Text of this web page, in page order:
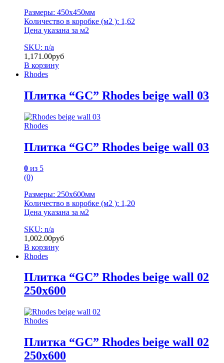
Размеры: 450х450мм
Количество в коробке (м2 ): 1,62
Цена указана за м2
SKU: n/a
1,171.00руб
В корзину
Rhodes
Плитка “GC” Rhodes beige wall 03
Rhodes
Плитка “GC” Rhodes beige wall 03
0 из 5
(0)
Размеры: 250х600мм
Количество в коробке (м2 ): 1,20
Цена указана за м2
SKU: n/a
1,002.00руб
В корзину
Rhodes
Плитка “GC” Rhodes beige wall 02
250х600
Rhodes
Плитка “GC” Rhodes beige wall 02
250х600